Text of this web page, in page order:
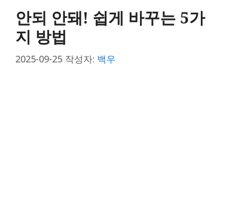
안되 안돼! 쉽게 바꾸는 5가
지 방법
2025-09-25 작성자: 백우